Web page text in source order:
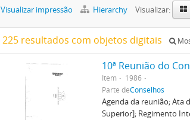
Visualizar impressão Hierarchy Visualizar:
225 resultados com objetos digitais
10ª Reunião do
Item
1986
Parte deConselhos
Agenda da reunião; Ata
Superior]; Regimento